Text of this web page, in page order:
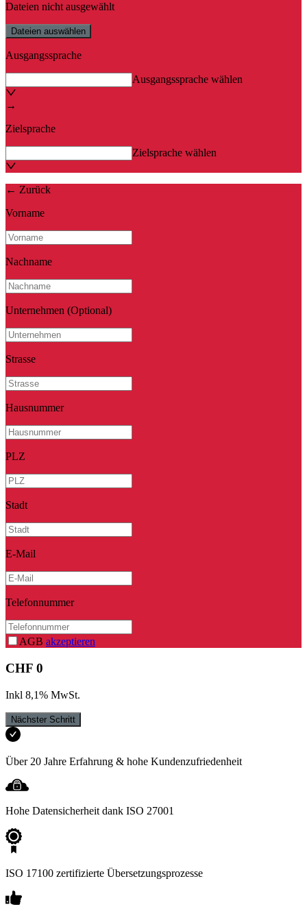
Dateien nicht ausgewählt
Dateien auswählen
Ausgangssprache
Ausgangssprache wählen
→
Zielsprache
Zielsprache wählen
← Zurück
Vorname
Nachname
Unternehmen (Optional)
Strasse
Hausnummer
PLZ
Stadt
E-Mail
Telefonnummer
AGB akzeptieren
CHF 0
Inkl 8,1% MwSt.
Nächster Schritt
Über 20 Jahre Erfahrung & hohe Kundenzufriedenheit
Hohe Datensicherheit dank ISO 27001
ISO 17100 zertifizierte Übersetzungsprozesse